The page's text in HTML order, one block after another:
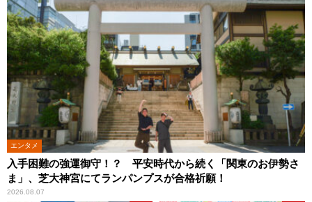
エンタメ
入手困難の強運御守！？ 平安時代から続く「関東のお伊勢さ
ま」、芝大神宮にてランパンプスが合格祈願！
2026.08.07